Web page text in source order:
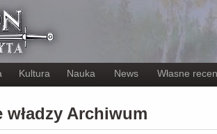
Kultura Nauka News Własne
władzy Archiwum